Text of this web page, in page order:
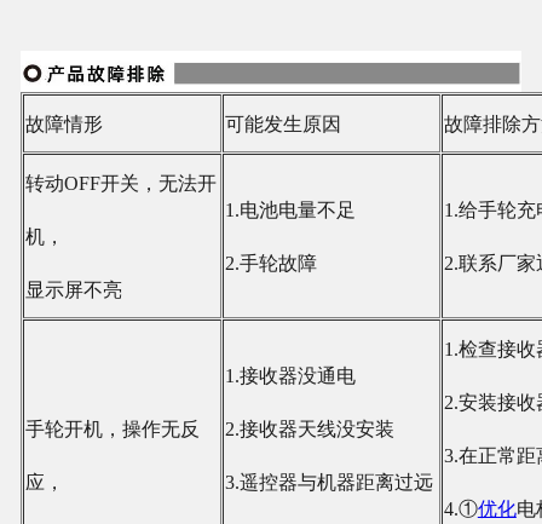
故障情形 可能发生原因 故障排除
转动OFF开关，无法开
机，
显示屏不亮
1.电池电量不足
2.手轮故障
1.给手轮充
2.联系厂家
手轮开机，操作无反
应，
1.接收器没通电
2.接收器天线没安装
3.遥控器与机器距离过远
1.检查接
2.安装接
3.在正常距
4.①优化电